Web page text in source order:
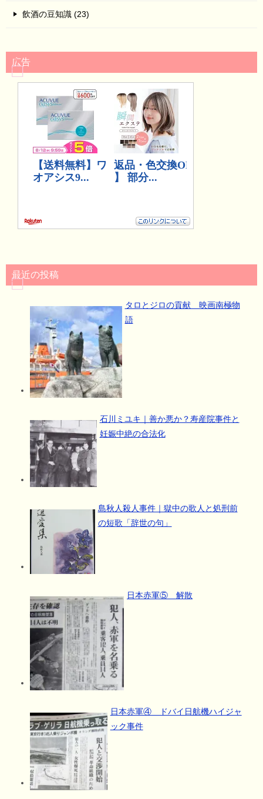
飲酒の豆知識 (23)
広告
最近の投稿
タロとジロの貢献 映画南極物
語
石川ミユキ｜善か悪か？寿産院事件と
妊娠中絶の合法化
島秋人殺人事件｜獄中の歌人と処刑前
の短歌「辞世の句」
日本赤軍⑤ 解散
日本赤軍④ ドバイ日航機ハイジャ
ック事件